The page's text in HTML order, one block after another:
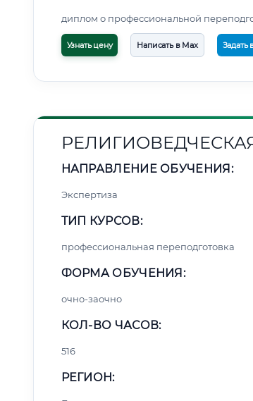
диплом о профессиональной
Узнать цену Написать в Max Задать
НАПРАВЛЕНИЕ ОБУЧЕНИЯ:
Экспертиза
ТИП КУРСОВ:
профессиональная переподготовка
ФОРМА ОБУЧЕНИЯ:
очно-заочно
КОЛ-ВО ЧАСОВ:
516
РЕГИОН: